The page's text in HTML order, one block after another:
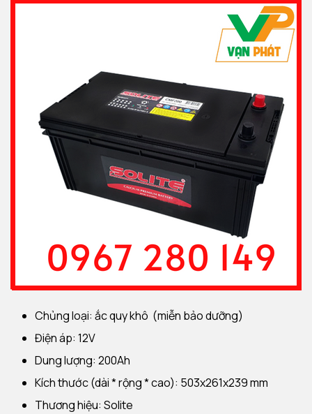
Chủng loại: ắc quy khô (miễn bảo dưỡng)
Điện áp: 12V
Dung lượng: 200Ah
Kích thước (dài * rộng * cao): 503x261x239 mm
Thương hiệu: Solite